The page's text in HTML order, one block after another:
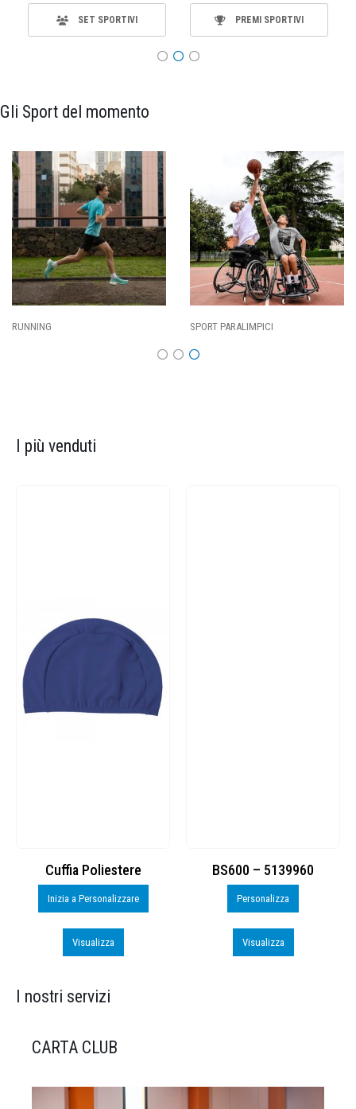
SET SPORTIVI PREMI SPORTIVI
Gli Sport del momento
RUNNING SPORT PARALIMPICI
I più venduti
Cuffia Poliestere
Inizia a Personalizzare
Visualizza
BS600 – 5139960
Personalizza
Visualizza
I nostri servizi
CARTA CLUB